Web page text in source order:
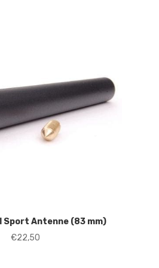
Sport Antenne (83 mm)
€22,50